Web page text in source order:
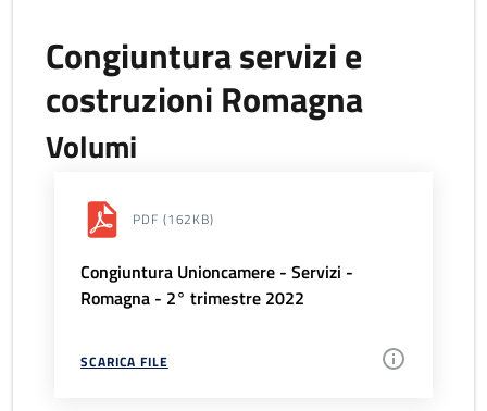
Congiuntura servizi e
costruzioni Romagna
Volumi
PDF (162KB)
Congiuntura Unioncamere - Servizi -
Romagna - 2° trimestre 2022
SCARICA FILE